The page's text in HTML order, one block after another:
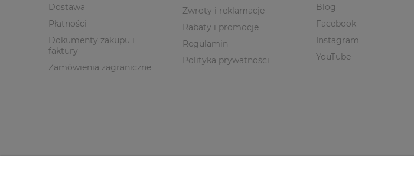
Dostawa
Płatności
Dokumenty zakupu i
faktury
Zamówienia zagraniczne
Zwroty i reklamacje
Rabaty i promocje
Regulamin
Polityka prywatności
Blog
Facebook
Instagram
YouTube